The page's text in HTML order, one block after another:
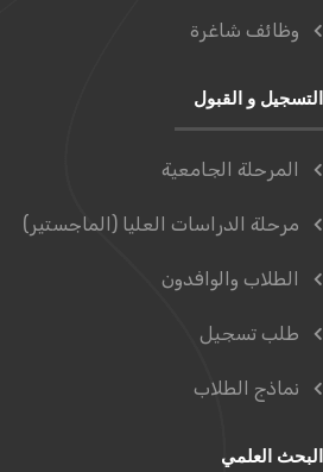
وظائف شاغرة
التسجيل و القبول
المرحلة الجامعية
مرحلة الدراسات العليا (الماجستير)
الطلاب والوافدون
طلب تسجيل
نماذج الطلاب
البحث العلمي